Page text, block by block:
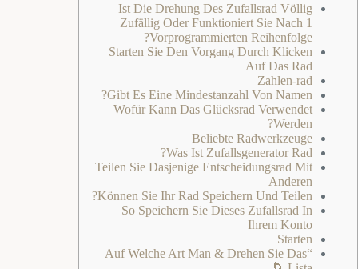
Ist Die Drehung Des Zufallsrad Völlig
Zufällig Oder Funktioniert Sie Nach 1
Vorprogrammierten Reihenfolge?
Starten Sie Den Vorgang Durch Klicken
Auf Das Rad
Zahlen-rad
Gibt Es Eine Mindestanzahl Von Namen?
Wofür Kann Das Glücksrad Verwendet
Werden?
Beliebte Radwerkzeuge
Was Ist Zufallsgenerator Rad?
Teilen Sie Dasjenige Entscheidungsrad Mit
Anderen
Können Sie Ihr Rad Speichern Und Teilen?
So Speichern Sie Dieses Zufallsrad In
Ihrem Konto
Starten
“Auf Welche Art Man & Drehen Sie Das